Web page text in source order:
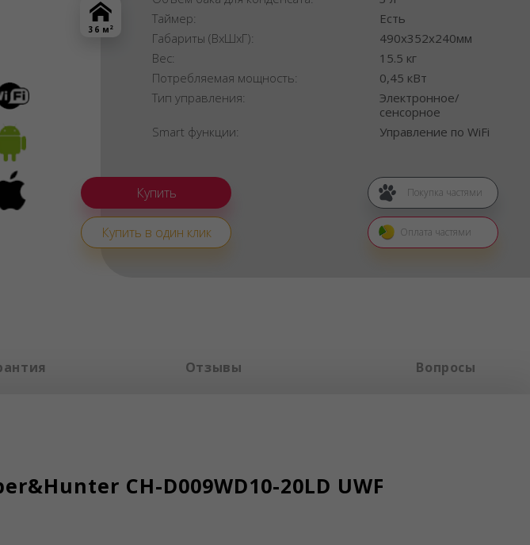
36 м 2
Таймер:
Есть
Габариты (ВхШхГ):
490x352x240мм
Вес:
15.5 кг
Потребляемая мощность:
0,45 кВт
Тип управления:
Электронное/
сенсорное
Smart функции:
Управление по WiFi
Купить в один клик
Покупка частями
Оплата частями
Отзывы Вопросы
CH-D009WD10-20LD UWF